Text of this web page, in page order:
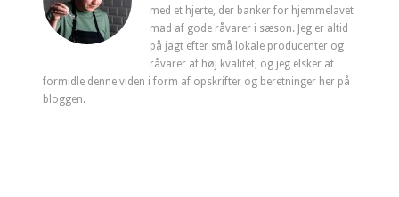
med et hjerte, der banker for hjemmelavet
mad af gode råvarer i sæson. Jeg er altid
på jagt efter små lokale producenter og
råvarer af høj kvalitet, og jeg elsker at
formidle denne viden i form af opskrifter og beretninger her på
bloggen.